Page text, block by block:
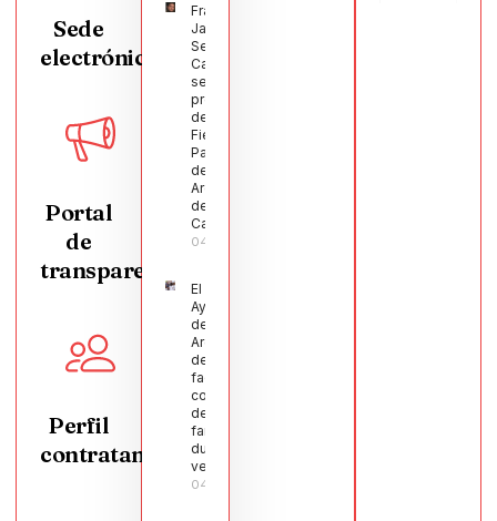
Sede
electrónica
Portal
de
transparencia
Perfil
contratante
Francisco
Javier
Segura
Castellanos
será el
pregonero
de las
Fiestas
Patronales
de
Argamasilla
de
Calatrava
04/08/2026
El
Ayuntamiento
de
Argamasilla
de Calatrava
facilita la
conciliación
de 200
familias
durante el
verano
04/08/2026